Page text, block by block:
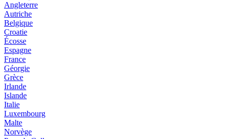
Angleterre
Autriche
Belgique
Croatie
Écosse
Espagne
France
Géorgie
Grèce
Irlande
Islande
Italie
Luxembourg
Malte
Norvège